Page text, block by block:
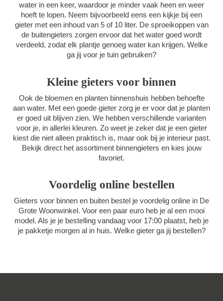
water in een keer, waardoor je minder vaak heen en weer
hoeft te lopen. Neem bijvoorbeeld eens een kijkje bij een
gieter met een inhoud van 5 of 10 liter. De sproeikoppen van
de buitengieters zorgen ervoor dat het water goed wordt
verdeeld, zodat elk plantje genoeg water kan krijgen. Welke
ga jij voor je tuin gebruiken?
Kleine gieters voor binnen
Ook de bloemen en planten binnenshuis hebben behoefte
aan water. Met een goede gieter zorg je er voor dat je planten
er goed uit blijven zien. We hebben verschillende varianten
voor je, in allerlei kleuren. Zo weet je zeker dat je een gieter
kiest die niet alleen praktisch is, maar ook bij je interieur past.
Bekijk direct het assortiment binnengieters en kies jouw
favoriet.
Voordelig online bestellen
Gieters voor binnen en buiten bestel je voordelig online in De
Grote Woonwinkel. Voor een paar euro heb je al een mooi
model. Als je je bestelling vandaag voor 17:00 plaatst, heb je
je pakketje morgen al in huis. Welke gieter ga jij bestellen?